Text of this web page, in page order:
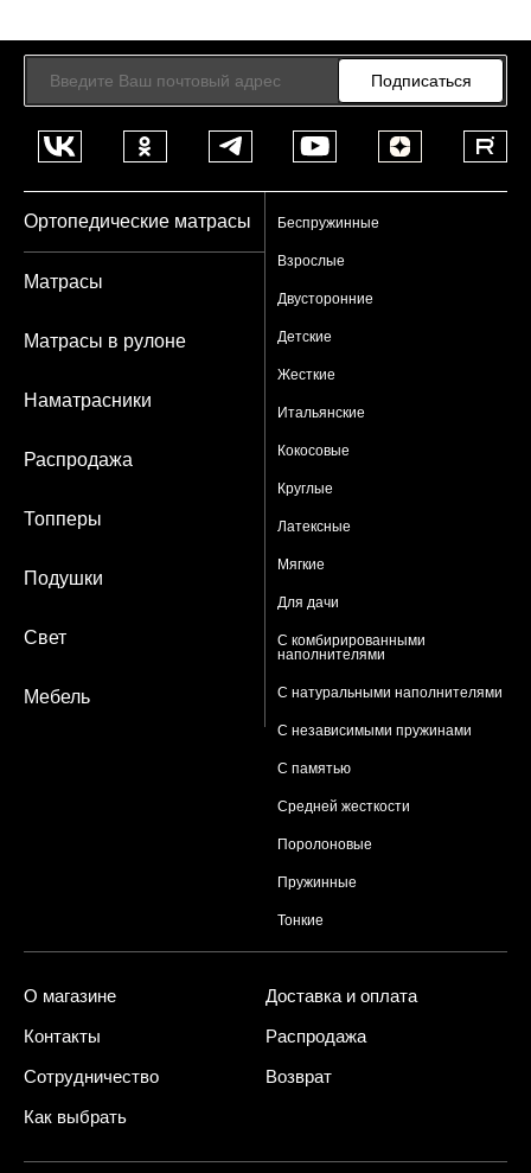
Подписаться
Ортопедические матрасы Беспружинные
Взрослые
Двусторонние
Детские
Жесткие
Итальянские
Кокосовые
Круглые
Латексные
Мягкие
Для дачи
С комбирированными
наполнителями
С натуральными наполнителями
С независимыми пружинами
С памятью
Средней жесткости
Поролоновые
Пружинные
Тонкие
Матрасы
Матрасы в рулоне
Наматрасники
Распродажа
Топперы
Подушки
Свет
Мебель
О магазине
Доставка и оплата
Контакты
Распродажа
Сотрудничество
Возврат
Как выбрать